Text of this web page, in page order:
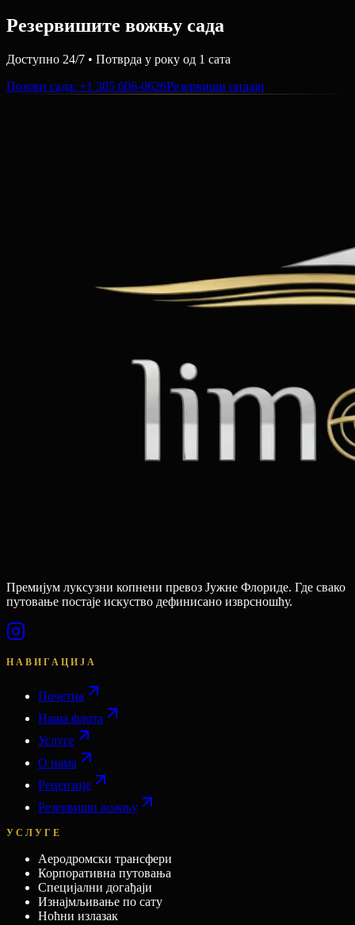
Резервишите вожњу сада
Доступно 24/7 • Потврда у року од 1 сата
Позови сада: +1 305 606-0626Резервиши онлајн
Премијум луксузни копнени превоз Јужне Флориде. Где свако
путовање постаје искуство дефинисано изврсношћу.
НАВИГАЦИЈА
Почетна
Наша флота
Услуге
О нама
Рецензије
Резервиши вожњу
УСЛУГЕ
Аеродромски трансфери
Корпоративна путовања
Специјални догађаји
Изнајмљивање по сату
Ноћни излазак